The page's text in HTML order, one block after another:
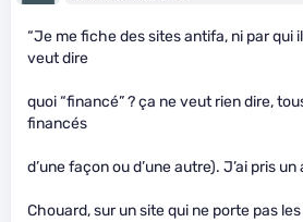
“Je me fiche des sites antifa, ni par qui
veut dire
quoi “financé” ? ça ne veut rien dire,
financés
d’une façon ou d’une autre). J’ai pris
Chouard, sur un site qui ne porte pas